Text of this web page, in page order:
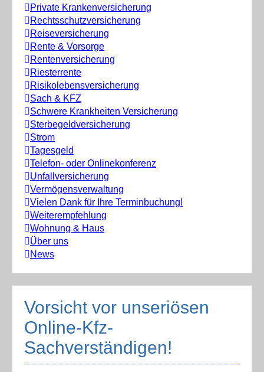
Private Krankenversicherung
Rechtsschutzversicherung
Reiseversicherung
Rente & Vorsorge
Rentenversicherung
Riesterrente
Risikolebensversicherung
Sach & KFZ
Schwere Krankheiten Versicherung
Sterbegeldversicherung
Strom
Tagesgeld
Telefon- oder Onlinekonferenz
Unfallversicherung
Vermögensverwaltung
Vielen Dank für Ihre Terminbuchung!
Weiterempfehlung
Wohnung & Haus
Über uns
News
Vorsicht vor unseriösen
Online-Kfz-
Sachverständigen!